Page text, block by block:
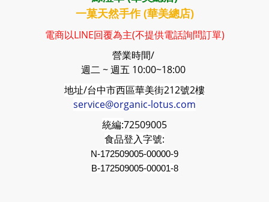
一菓天然手作 (華美總店)
電商以LINE回覆為主(不提供電話詢問訂單)
營業時間/
週二 ~ 週五 10:00~18:00
地址/台中市西區華美街212號2樓
service@organic-lotus.com
統編:72509005
食品登入字號:
N-172509005-00000-9
B-172509005-00001-8